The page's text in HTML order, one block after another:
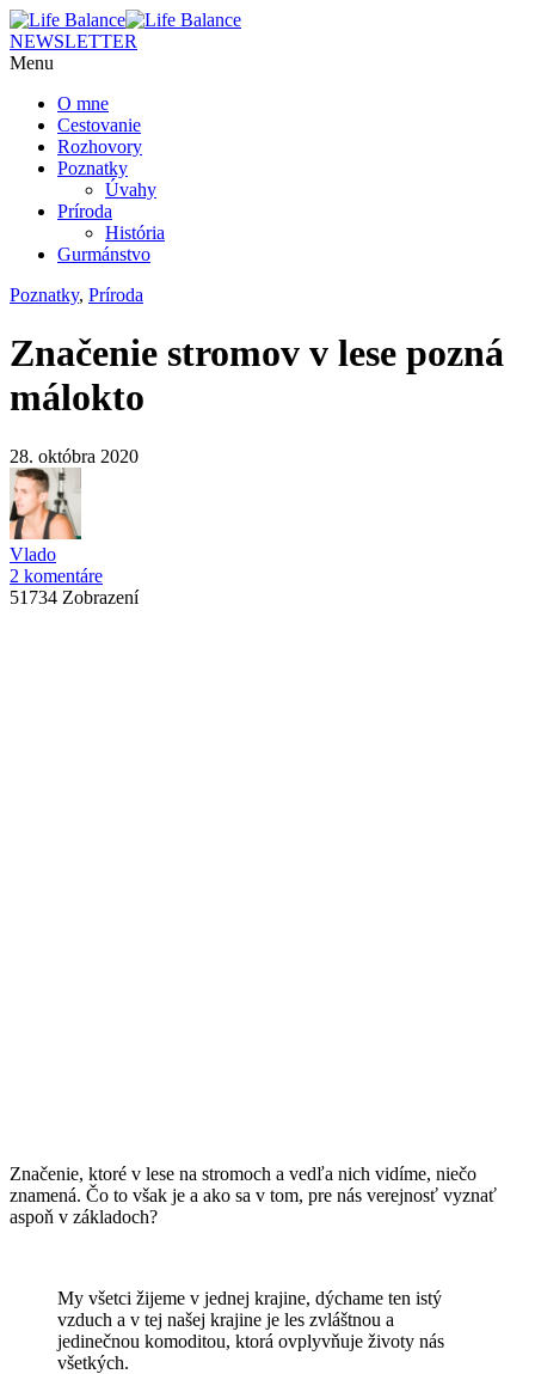
NEWSLETTER
Menu
O mne
Cestovanie
Rozhovory
Poznatky
Úvahy
Príroda
História
Gurmánstvo
Poznatky, Príroda
Značenie stromov v lese pozná
málokto
28. októbra 2020
Vlado
2 komentáre
51734 Zobrazení
Značenie, ktoré v lese na stromoch a vedľa nich vidíme, niečo
znamená. Čo to však je a ako sa v tom, pre nás verejnosť vyznať
aspoň v základoch?
My všetci žijeme v jednej krajine, dýchame ten istý
vzduch a v tej našej krajine je les zvláštnou a
jedinečnou komoditou, ktorá ovplyvňuje životy nás
všetkých.